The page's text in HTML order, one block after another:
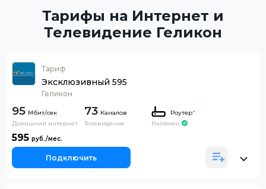
Тарифы на Интернет и
Телевидение Геликон
Тариф
Эксклюзивный 595
Геликон
95
Домашний интернет
73 Каналов
Телевидение
Роутер*
Включен
595
Подключить